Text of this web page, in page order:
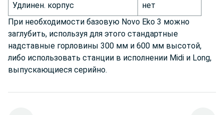
Удлинен. корпус
нет
При необходимости базовую Novo Eko 3 можно
заглубить, используя для этого стандартные
надставные горловины 300 мм и 600 мм высотой,
либо использовать станции в исполнении Midi и Long,
выпускающиеся серийно.